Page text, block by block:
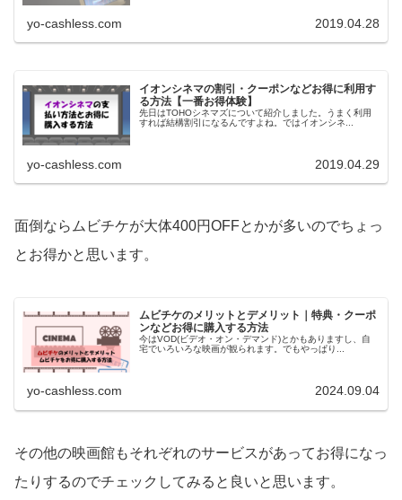
yo-cashless.com 2019.04.28
イオンシネマの割引・クーポンなどお得に利用す
る方法【一番お得体験】
先日はTOHOシネマズについて紹介しました。うまく利用
すれば結構割引になるんですよね。ではイオンシネ...
yo-cashless.com 2019.04.29
面倒ならムビチケが大体400円OFFとかが多いのでちょっ
とお得かと思います。
ムビチケのメリットとデメリット｜特典・クーポ
ンなどお得に購入する方法
今はVOD(ビデオ・オン・デマンド)とかもありますし、自
宅でいろいろな映画が観られます。でもやっぱり...
yo-cashless.com 2024.09.04
その他の映画館もそれぞれのサービスがあってお得になっ
たりするのでチェックしてみると良いと思います。